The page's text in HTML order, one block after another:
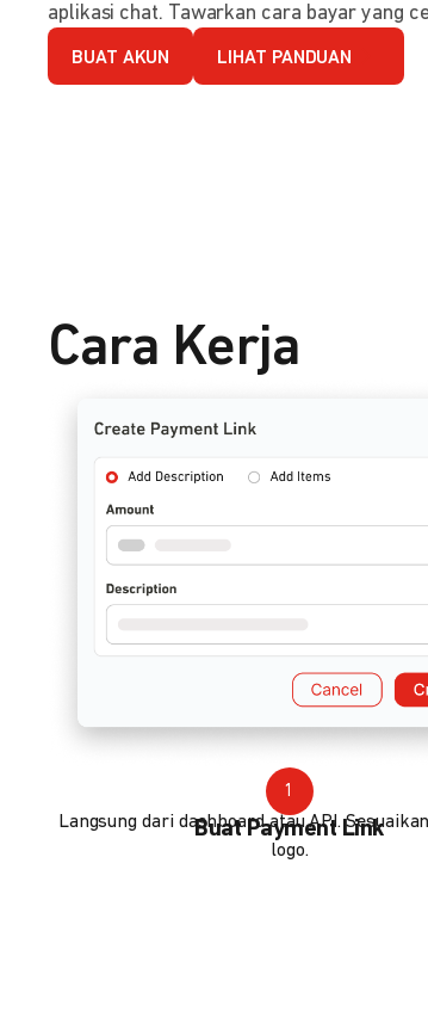
aplikasi chat. Tawarkan cara bayar yang
BUAT AKUN LIHAT PANDUAN
Cara Kerja
1
Buat Payment Link
Langsung dari dashboard atau API.
logo.